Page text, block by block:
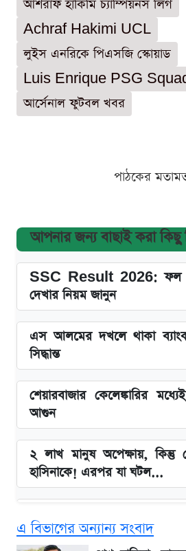
আশরাফ হাকিমি চ্যাম্পিয়নস লিগ
Achraf Hakimi UCL
লুইস এনরিকে পিএসজি স্কোয়াড
Luis Enrique PSG
আর্সেনাল ফুটবল খবর
পাঠকের
আপনার জন্য বাছাই করা
SSC Result 2026: ফল
দেখার নিয়ম জানুন
এস আলমের দখলে থাকা
সিদ্ধান্ত
শেয়ারবাজার কেলেঙ্কারির
আগুন
২ লাখ মানুষ অপেক্ষায়, কিন্তু
হাসিনাকে! এরপর যা ঘটল...
Redmi K80 নিয়ে আপডেট
এ বিভাগের অন্যান্য সংবাদ